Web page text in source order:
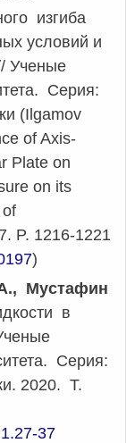
изгиба
условий и
Ученые
Серия:
(Ilgamov
of Axis-
Plate on
on its
P. 1216-1221
)
Мустафин
в
Серия:
2020. Т.
37